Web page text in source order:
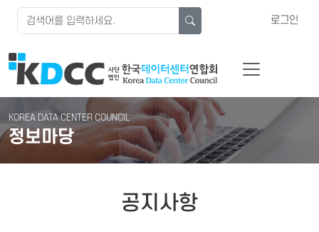
로그인
KOREA DATA CENTER COUNCIL
정보마당
공지사항